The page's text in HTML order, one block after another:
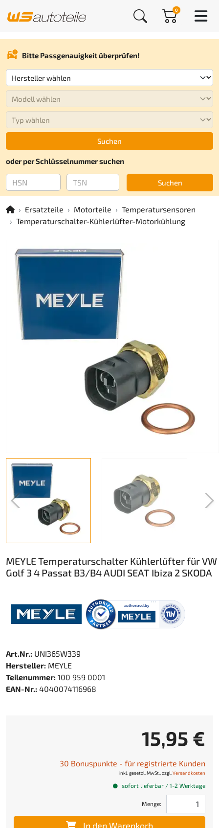
0
Bitte Passgenauigkeit überprüfen!
Suchen
oder per Schlüsselnummer suchen
Suchen
Ersatzteile Motorteile
Temperatursensoren
Temperaturschalter-Kühlerlüfter-Motorkühlung
MEYLE Temperaturschalter Kühlerlüfter für VW
Golf 3 4 Passat B3/B4 AUDI SEAT Ibiza 2 SKODA
Art.Nr.: UNI365W339
Hersteller: MEYLE
Teilenummer: 100 959 0001
EAN-Nr.: 4040074116968
15,95 €
30 Bonuspunkte - für registrierte Kunden
inkl. gesetzl. MwSt., zzgl. Versandkosten
sofort lieferbar / 1-2 Werktage
Menge:
In den Warenkorb